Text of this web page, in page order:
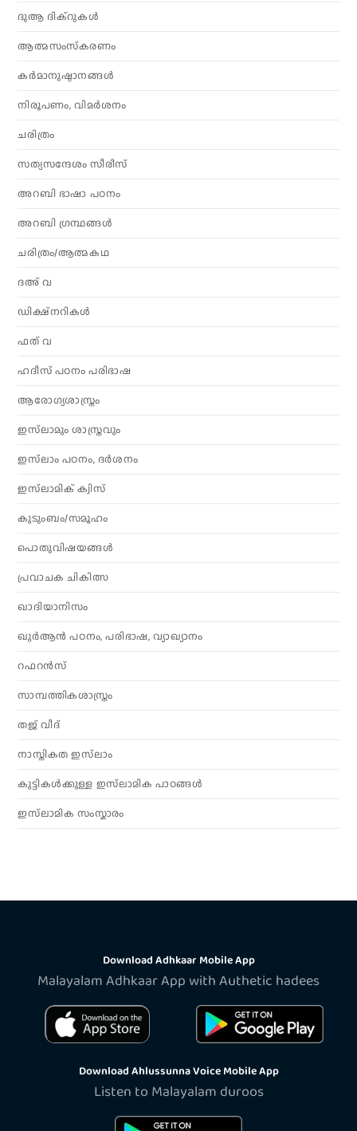
ദുആ ദിക്റുകൾ
ആത്മസംസ്‌കരണം
കര്‍മാനുഷ്ഠാനങ്ങള്‍
നിരൂപണം, വിമര്‍ശനം
ചരിത്രം
സത്യസന്ദേശം സീരീസ്
അറബി ഭാഷാ പഠനം
അറബി ഗ്രന്ഥങ്ങൾ
ചരിത്രം/ആത്മകഥ
ദഅ് വ
ഡിക്ഷ്നറികൾ
ഫത് വ
ഹദീസ് പഠനം പരിഭാഷ
ആരോഗ്യശാസ്ത്രം
ഇസ്‌ലാമും ശാസ്ത്രവും
ഇസ്‌ലാം പഠനം, ദർശനം
ഇസ്‌ലാമിക് ക്വിസ്
കുടുംബം/സമൂഹം
പൊതുവിഷയങ്ങൾ
പ്രവാചക ചികിത്സ
ഖാദിയാനിസം
ഖുർആൻ പഠനം, പരിഭാഷ, വ്യാഖ്യാനം
റഫറൻസ്
സാമ്പത്തികശാസ്ത്രം
തജ് വീദ്
നാസ്തികത ഇസ്‌ലാം
കുട്ടികൾക്കുള്ള ഇസ്‌ലാമിക പാഠങ്ങൾ
ഇസ്‌ലാമിക സംസ്കാരം
Download Adhkaar Mobile App
Malayalam Adhkaar App with Authetic hadees
Download Ahlussunna Voice Mobile App
Listen to Malayalam duroos